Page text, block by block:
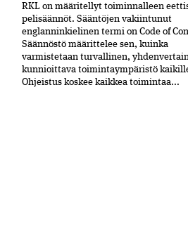
RKL on määritellyt toiminnalleen
peli­säännöt. Sääntöjen vakiintunut
englanninkielinen termi on Code of
Säännöstö määrittelee sen, kuinka
varmistetaan turvallinen,
kun­nioittava toimintaympäristö
Ohjeistus koskee kaikkea toimintaa...